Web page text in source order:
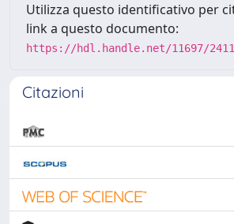
Utilizza questo identificativo per
link a questo documento:
https://hdl.handle.net/11697/
Citazioni